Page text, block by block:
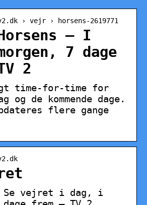
› vejr › horsens-2619771
– I
7 dage
2
time-for-time for
og de kommende dage.
flere gange
Se vejret i dag, i